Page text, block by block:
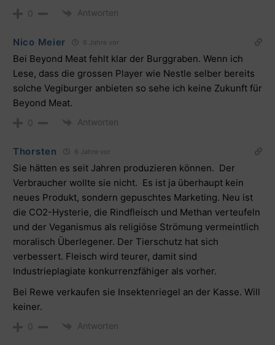
0 Antworten
Nico Meier 6 Jahre vor
Bei Beyond Meat fehlt klar der Burggraben. Wenn ich
Lese, dass die grossen Player wie Nestle selber bereits
solche Vegiburger anbieten so sehe ich keine Zukunft für
Beyond Meat.
0 Antworten
Thorsten 6 Jahre vor
Sie hätten es seit Jahren produzieren können. Der
Verbraucher wollte sie nicht. Es ist ja überhaupt kein
neues Produkt, sondern gepuschtes Marketing. Neu ist
die CO2-Hysterie, die Rindfleisch und Methan verteufeln
und der Veganismus als religiöse Strömung vermeintlich
moralisch Überlegener. Der Tierschutz hat sich
verbessert. Fleisch wird teurer, damit sind
Industrieplagiate konkurrenzfähiger als vorher.
Bei Rewe verkaufen sie Insektenriegel an der Kasse. Will
keiner.
0 Antworten